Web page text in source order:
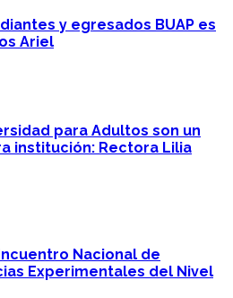
y egresados BUAP es
Ariel
para Adultos son un
institución: Rectora Lilia
Nacional de
Experimentales del Nivel